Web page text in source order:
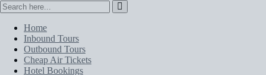
Home
Inbound Tours
Outbound Tours
Cheap Air Tickets
Hotel Bookings